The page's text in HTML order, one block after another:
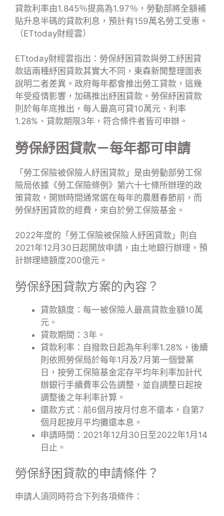
貸款利率由1.845％提高為1.97％，勞動部將全額補
貼升息半碼的貸款利息，預計有159萬名勞工受惠。
（ETtoday財經雲）
ETtoday財經雲指出：勞保紓困貸款與勞工紓困貸
款這兩種紓困貸款其實大不同，東森新聞整理圖表
說明二者差異。政府每年都會推出勞工貸款，這幾
年受疫情影響，加碼推出紓困貸款。勞保紓困貸款
則於每年底推出，每人最高可貸10萬元、利率
1.28%、貸款期限3年，符合條件者皆可申辦。
勞保紓困貸款－每年都可申請
「勞工保險被保險人紓困貸款」是由勞動部勞工保
險局依據《勞工保險條例》第六十七條所辦理的政
策貸款，開辦時間通常選在每年的農曆春節前，而
勞保紓困貸款的經費，來自於勞工保險基金。
2022年度的「勞工保險被保險人紓困貸款」則自
2021年12月30日起開放申請，由土地銀行辦理，預
計辦理總額度200億元。
勞保紓困貸款方案的內容？
貸款額度：每一被保險人最高貸款金額10萬
元。
貸款期間：3年。
貸款利率：自撥款日起為年利率1.28%，後續
則依照勞保局於每年1月及7月第一個營業
日，按勞工保險基金定存平均年利率加計代
辦銀行手續費率公告調整，並自調整日起按
調整後之年利率計算。
還款方式：前6個月按月付息不還本，自第7
個月起按月平均攤還本息。
申請時間：2021年12月30日至2022年1月14
日止。
勞保紓困貸款的申請條件？
申請人須同時符合下列各項條件：